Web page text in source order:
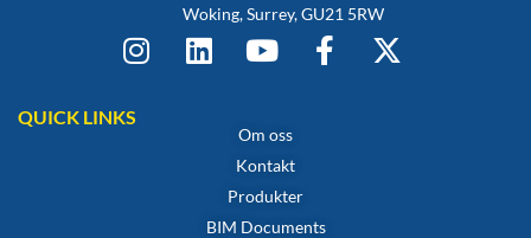
Woking, Surrey, GU21 5RW
QUICK LINKS
Om oss
Kontakt
Produkter
BIM Documents